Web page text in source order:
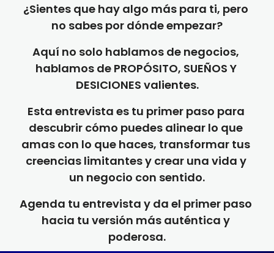
¿Sientes que hay algo más para ti, pero
no sabes por dónde empezar?
Aquí no solo hablamos de negocios,
hablamos de PROPÓSITO, SUEÑOS Y
DESICIONES valientes.
Esta entrevista es tu primer paso para
descubrir cómo puedes alinear lo que
amas con lo que haces, transformar tus
creencias limitantes y crear una vida y
un negocio con sentido.
Agenda tu entrevista y da el primer paso
hacia tu versión más auténtica y
poderosa.